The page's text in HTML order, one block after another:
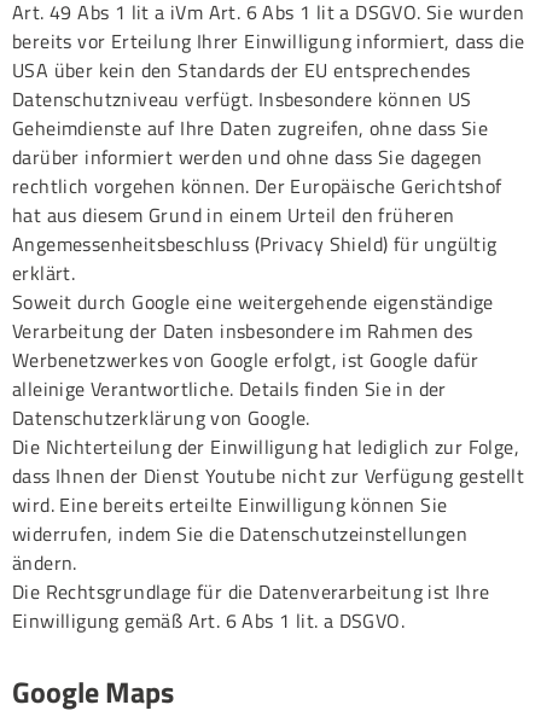
Art. 49 Abs 1 lit a iVm Art. 6 Abs 1 lit a DSGVO. Sie wurden
bereits vor Erteilung Ihrer Einwilligung informiert, dass die
USA über kein den Standards der EU entsprechendes
Datenschutzniveau verfügt. Insbesondere können US
Geheimdienste auf Ihre Daten zugreifen, ohne dass Sie
darüber informiert werden und ohne dass Sie dagegen
rechtlich vorgehen können. Der Europäische Gerichtshof
hat aus diesem Grund in einem Urteil den früheren
Angemessenheitsbeschluss (Privacy Shield) für ungültig
erklärt.
Soweit durch Google eine weitergehende eigenständige
Verarbeitung der Daten insbesondere im Rahmen des
Werbenetzwerkes von Google erfolgt, ist Google dafür
alleinige Verantwortliche. Details finden Sie in der
Datenschutzerklärung von Google.
Die Nichterteilung der Einwilligung hat lediglich zur Folge,
dass Ihnen der Dienst Youtube nicht zur Verfügung gestellt
wird. Eine bereits erteilte Einwilligung können Sie
widerrufen, indem Sie die Datenschutzeinstellungen
ändern.
Die Rechtsgrundlage für die Datenverarbeitung ist Ihre
Einwilligung gemäß Art. 6 Abs 1 lit. a DSGVO.
Google Maps